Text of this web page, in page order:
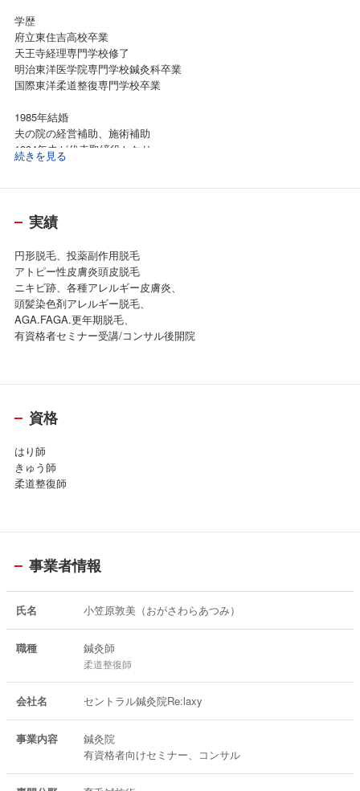
学歴
府立東住吉高校卒業
天王寺経理専門学校修了
明治東洋医学院専門学校鍼灸科卒業
国際東洋柔道整復専門学校卒業
1985年結婚
夫の院の経営補助、施術補助
1994年夫が代表取締役となり
会社設立
東京の院の院長経験
育毛鍼、美容鍼特化の名古屋の院を
自己所有物件購入し移転する。
現在に至る
続きを見る
実績
円形脱毛、投薬副作用脱毛
アトピー性皮膚炎頭皮脱毛
ニキビ跡、各種アレルギー皮膚炎、
頭髪染色剤アレルギー脱毛、
AGA.FAGA.更年期脱毛、
有資格者セミナー受講/コンサル後開院
資格
はり師
きゅう師
柔道整復師
事業者情報
氏名 小笠原敦美（おがさわらあつみ）
職種 鍼灸師
柔道整復師
会社名 セントラル鍼灸院Re:laxy
事業内容
鍼灸院
有資格者向けセミナー、コンサル